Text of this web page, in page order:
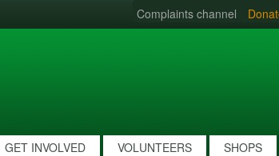
Complaints channel
GET INVOLVED VOLUNTEERS SHOPS